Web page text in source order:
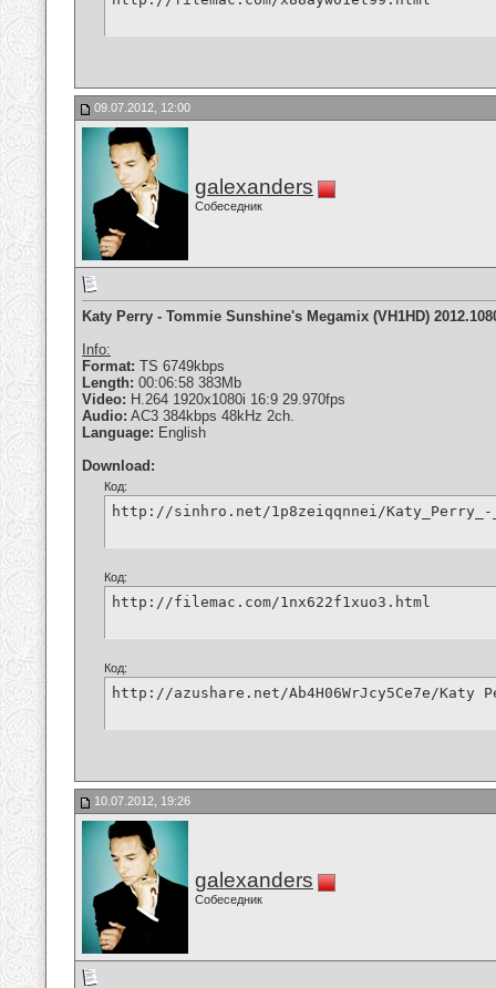
09.07.2012, 12:00
galexanders
Собеседник
Katy Perry - Tommie Sunshine's Megamix (VH1HD)
Info:
Format: TS 6749kbps
Length: 00:06:58 383Mb
Video: H.264 1920x1080i 16:9 29.970fps
Audio: AC3 384kbps 48kHz 2ch.
Language: English
Download:
Код:
http://sinhro.net/1p8zeiqqnnei/Katy_Perry_-
Код:
http://filemac.com/1nx622f1xuo3.html
Код:
http://azushare.net/Ab4H06WrJcy5Ce7e/Katy
10.07.2012, 19:26
galexanders
Собеседник